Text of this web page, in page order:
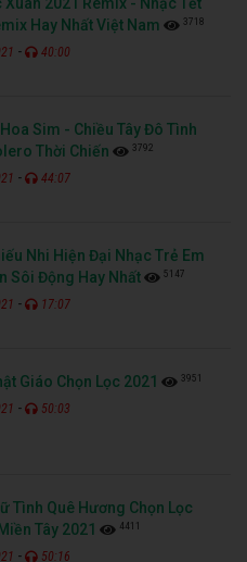
Hay Nhất Việt Nam
3718
- 40:00
Sim - Chiều Tây Đô Tình
Thời Chiến
3792
- 44:07
Nhi Hiện Đại Nhạc Trẻ Em
Sôi Động Hay Nhất
5147
- 17:07
Giáo Chọn Lọc 2021 3951
- 50:03
Tình Quê Hương Chọn Lọc
Tây 2021
4411
- 50:16